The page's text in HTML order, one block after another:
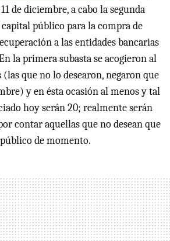
de diciembre, a cabo la segunda
público para la compra de
a las entidades bancarias
la primera subasta se acogieron al
(las que no lo desearon, negaron que
y en ésta ocasión al menos y tal
hoy serán 20; realmente serán
contar aquellas que no desean que
de momento.